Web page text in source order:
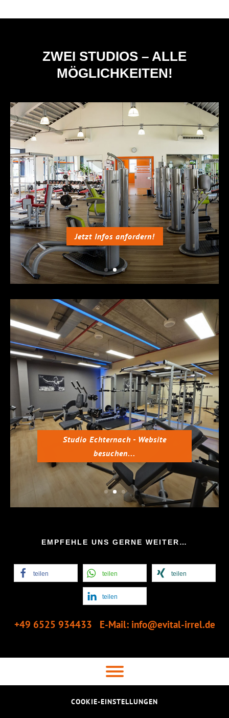
ZWEI STUDIOS – ALLE
MÖGLICHKEITEN!
Jetzt Infos anfordern!
Studio Echternach - Website
besuchen...
EMPFEHLE UNS GERNE WEITER…
teilen teilen teilen
teilen
+49 6525 934433 E-Mail: info@evital-irrel.de
COOKIE-EINSTELLUNGEN